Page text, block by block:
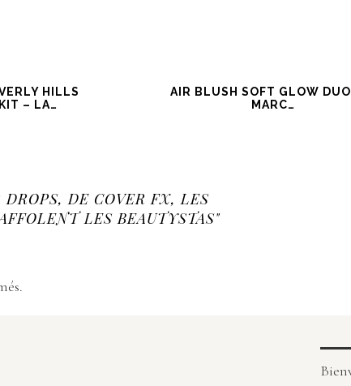
HILLS
– LA…
AIR BLUSH SOFT GLOW
MARC…
DE COVER FX, LES
LES BEAUTYSTAS"